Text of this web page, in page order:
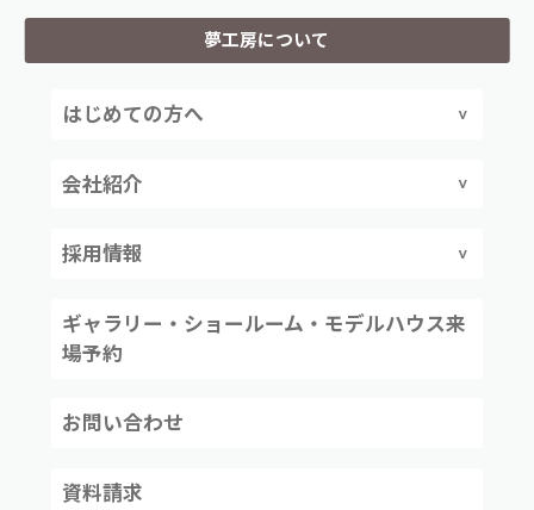
夢工房について
はじめての方へ
会社紹介
採用情報
ギャラリー・ショールーム・モデルハウス来
場予約
お問い合わせ
資料請求